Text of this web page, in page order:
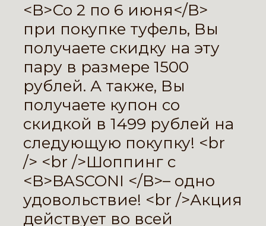
<B>Со 2 по 6 июня</B>
при покупке туфель, Вы
получаете скидку на эту
пару в размере 1500
рублей. А также, Вы
получаете купон со
скидкой в 1499 рублей на
следующую покупку! <br
/> <br />Шоппинг с
<B>BASCONI </B>– одно
удовольствие! <br />Акция
действует во всей